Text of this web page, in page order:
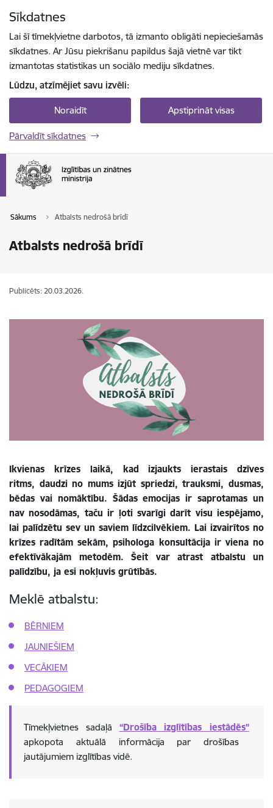
Sīkdatnes
Lai šī tīmekļvietne darbotos, tā izmanto obligāti nepieciešamās
sīkdatnes. Ar Jūsu piekrišanu papildus šajā vietnē var tikt
izmantotas statistikas un sociālo mediju sīkdatnes.
Lūdzu, atzīmējiet savu izvēli:
Noraidīt Apstiprināt visas
Pārvaldīt sīkdatnes
Sākums Atbalsts nedrošā brīdī
Atbalsts nedrošā brīdī
Publicēts: 20.03.2026.
Ikvienas krīzes laikā, kad izjaukts ierastais dzīves
ritms, daudzi no mums izjūt spriedzi, trauksmi, dusmas,
bēdas vai nomāktību. Šādas emocijas ir saprotamas un
nav nosodāmas, taču ir ļoti svarīgi darīt visu iespējamo,
lai palīdzētu sev un saviem līdzcilvēkiem. Lai izvairītos no
krīzes radītām sekām, psihologa konsultācija ir viena no
efektīvākajām metodēm. Šeit var atrast atbalstu un
palīdzību, ja esi nokļuvis grūtībās.
Meklē atbalstu:
BĒRNIEM
JAUNIEŠIEM
VECĀKIEM
PEDAGOGIEM
Tīmekļvietnes sadaļā “Drošība izglītības iestādēs”
apkopota aktuālā informācija par drošības
jautājumiem izglītības vidē.